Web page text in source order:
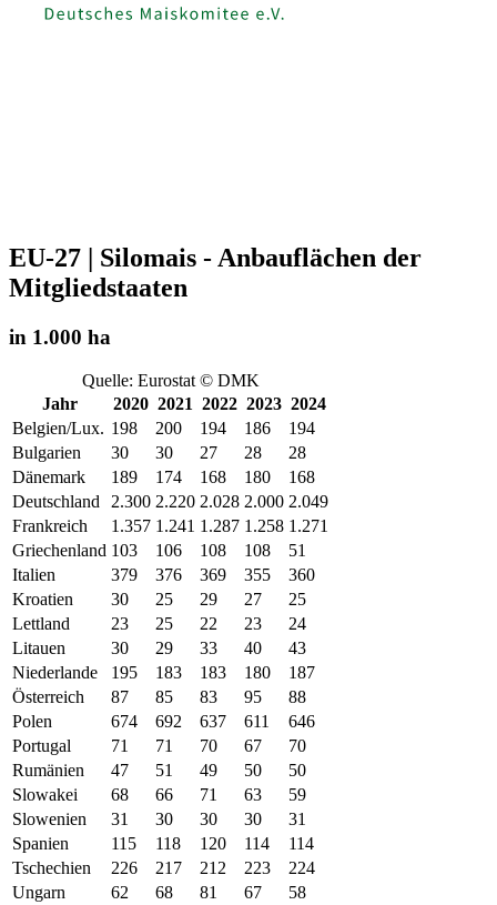
EU-27 | Silomais - Anbauflächen der
Mitgliedstaaten
in 1.000 ha
Quelle: Eurostat © DMK
Jahr
2020 2021 2022 2023 2024
Belgien/Lux. 198 200 194 186
194
Bulgarien
30 30 27 28
28
Dänemark
189 174 168 180
168
Deutschland
2.300 2.220 2.028 2.000 2.049
Frankreich
1.357 1.241 1.287 1.258 1.271
Griechenland 103 106 108 108
51
Italien
379 376 369 355
360
Kroatien
30 25 29 27
25
Lettland
23 25 22 23
24
Litauen
30 29 33 40
43
Niederlande
195 183 183 180
187
Österreich
87 85 83 95
88
Polen
674 692 637 611
646
Portugal
71 71 70 67
70
Rumänien
47 51 49 50
50
Slowakei
68 66 71 63
59
Slowenien
31 30 30 30
31
Spanien
115 118 120 114
114
Tschechien
226 217 212 223
224
Ungarn
62 68 81 67
58